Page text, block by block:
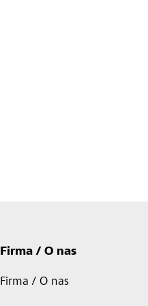
Firma / O nas
Firma / O nas